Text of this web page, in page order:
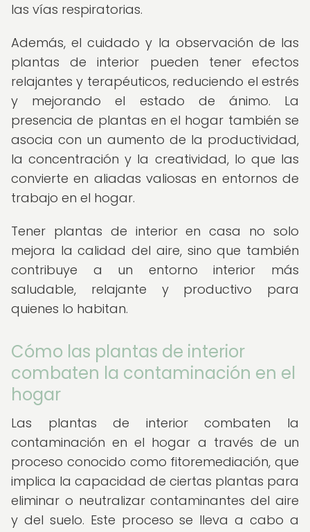
las vías respiratorias.
Además, el cuidado y la observación de las
plantas de interior pueden tener efectos
relajantes y terapéuticos, reduciendo el estrés
y mejorando el estado de ánimo. La
presencia de plantas en el hogar también se
asocia con un aumento de la productividad,
la concentración y la creatividad, lo que las
convierte en aliadas valiosas en entornos de
trabajo en el hogar.
Tener plantas de interior en casa no solo
mejora la calidad del aire, sino que también
contribuye a un entorno interior más
saludable, relajante y productivo para
quienes lo habitan.
Cómo las plantas de interior
combaten la contaminación en el
hogar
Las plantas de interior combaten la
contaminación en el hogar a través de un
proceso conocido como fitoremediación, que
implica la capacidad de ciertas plantas para
eliminar o neutralizar contaminantes del aire
y del suelo. Este proceso se lleva a cabo a